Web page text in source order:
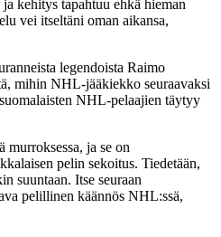
kehitys tapahtuu ehkä hieman
vei itseltäni oman aikansa,
legendoista Raimo
mihin NHL-jääkiekko seuraavaksi
NHL-pelaajien täytyy
murroksessa, ja se on
pelin sekoitus. Tiedetään,
suuntaan. Itse seuraan
pelillinen käännös NHL:ssä,